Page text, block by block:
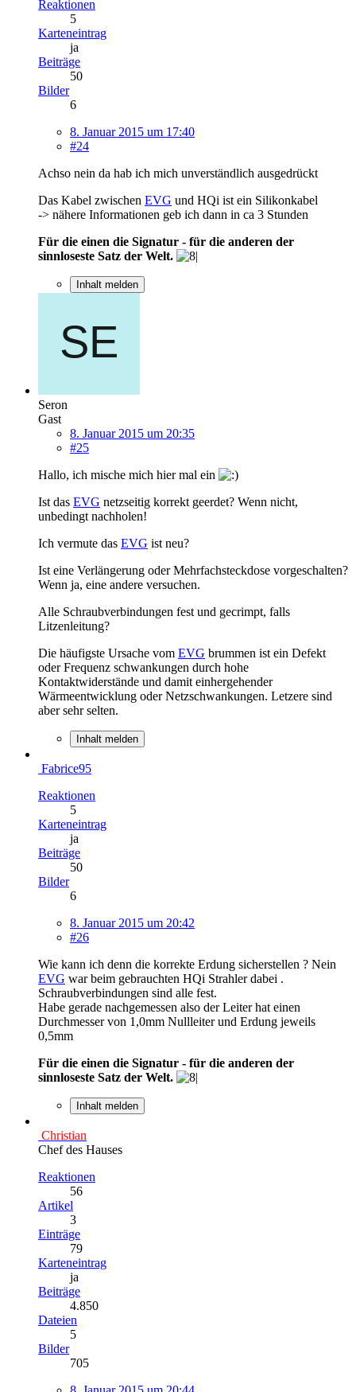
Reaktionen
5
Karteneintrag
ja
Beiträge
50
Bilder
6
8. Januar 2015 um 17:40
#24
Achso nein da hab ich mich unverständlich ausgedrückt
Das Kabel zwischen EVG und HQi ist ein Silikonkabel
-> nähere Informationen geb ich dann in ca 3 Stunden
Für die einen die Signatur - für die anderen der
sinnloseste Satz der Welt.
Inhalt melden
Seron
Gast
8. Januar 2015 um 20:35
#25
Hallo, ich mische mich hier mal ein
Ist das EVG netzseitig korrekt geerdet? Wenn nicht,
unbedingt nachholen!
Ich vermute das EVG ist neu?
Ist eine Verlängerung oder Mehrfachsteckdose vorgeschalten?
Wenn ja, eine andere versuchen.
Alle Schraubverbindungen fest und gecrimpt, falls
Litzenleitung?
Die häufigste Ursache vom EVG brummen ist ein Defekt
oder Frequenz schwankungen durch hohe
Kontaktwiderstände und damit einhergehender
Wärmeentwicklung oder Netzschwankungen. Letzere sind
aber sehr selten.
Inhalt melden
Fabrice95
Reaktionen
5
Karteneintrag
ja
Beiträge
50
Bilder
6
8. Januar 2015 um 20:42
#26
Wie kann ich denn die korrekte Erdung sicherstellen ? Nein
EVG war beim gebrauchten HQi Strahler dabei .
Schraubverbindungen sind alle fest.
Habe gerade nachgemessen also der Leiter hat einen
Durchmesser von 1,0mm Nullleiter und Erdung jeweils
0,5mm
Für die einen die Signatur - für die anderen der
sinnloseste Satz der Welt.
Inhalt melden
Christian
Chef des Hauses
Reaktionen
56
Artikel
3
Einträge
79
Karteneintrag
ja
Beiträge
4.850
Dateien
5
Bilder
705